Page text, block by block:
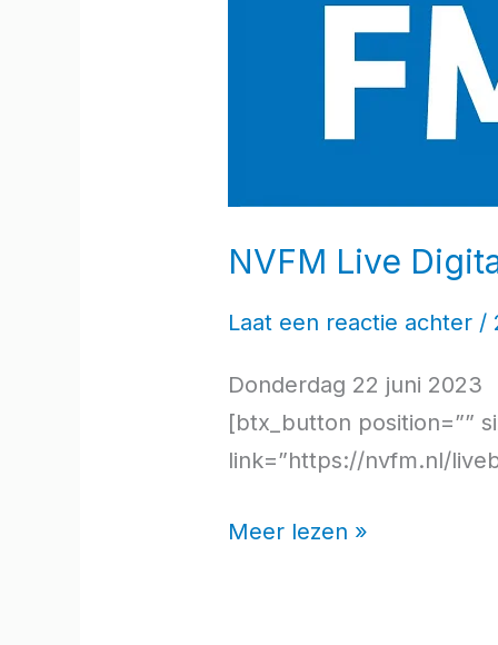
NVFM Live
Laat een reactie achter /
Donderdag 22 juni 2023
[btx_button position=””
link=”https://nvfm.nl/
Meer lezen »